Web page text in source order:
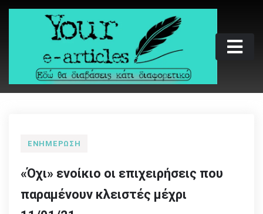
Skip
Your e-articles
Εδώ θα διαβάσεις κάτι διαφορετικό
ΕΝΗΜΈΡΩΣΗ
«Όχι» ενοίκιο οι επιχειρήσεις που
παραμένουν κλειστές μέχρι